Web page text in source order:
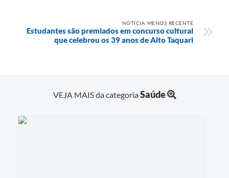
NOTÍCIA MENOS RECENTE
Estudantes são premiados em concurso cultural
que celebrou os 39 anos de Alto Taquari
VEJA MAIS da categoriaSaúde